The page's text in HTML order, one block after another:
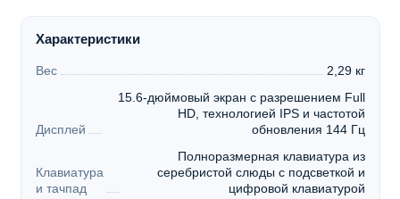
Характеристики
Вес 2,29 кг
Дисплей
15.6-дюймовый экран с разрешением Full
HD, технологией IPS и частотой
обновления 144 Гц
Клавиатура
и тачпад
Полноразмерная клавиатура из
серебристой слюды с подсветкой и
цифровой клавиатурой